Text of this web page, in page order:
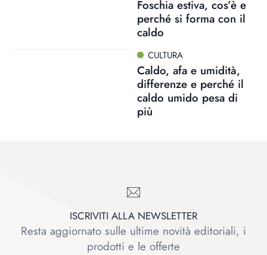
Foschia estiva, cos’è e
perché si forma con il
caldo
CULTURA
Caldo, afa e umidità,
differenze e perché il
caldo umido pesa di
più
ISCRIVITI ALLA NEWSLETTER
Resta aggiornato sulle ultime novità editoriali, i
prodotti e le offerte